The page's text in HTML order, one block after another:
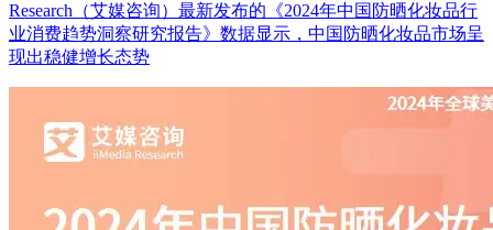
Research（艾媒咨询）最新发布的《2024年中国防晒化妆品行
业消费趋势洞察研究报告》数据显示，中国防晒化妆品市场呈
现出稳健增长态势